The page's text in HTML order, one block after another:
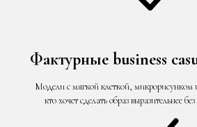
Фактурные business
Модели с мягкой клеткой, микрорисунком
кто хочет сделать образ выразительнее